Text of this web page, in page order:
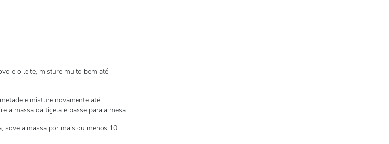
e o leite, misture muito bem até
e misture novamente até
a massa da tigela e passe para a mesa.
sove a massa por mais ou menos 10